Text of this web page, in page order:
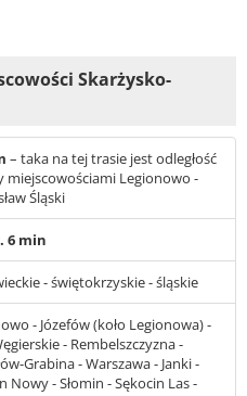
Skarżysko-
– taka na tej trasie jest odległość
miejscowościami Legionowo -
Śląski
6 min
- świętokrzyskie - śląskie
- Józefów (koło Legionowa) -
- Rembelszczyzna -
Grabina - Warszawa - Janki -
Nowy - Słomin - Sękocin Las -